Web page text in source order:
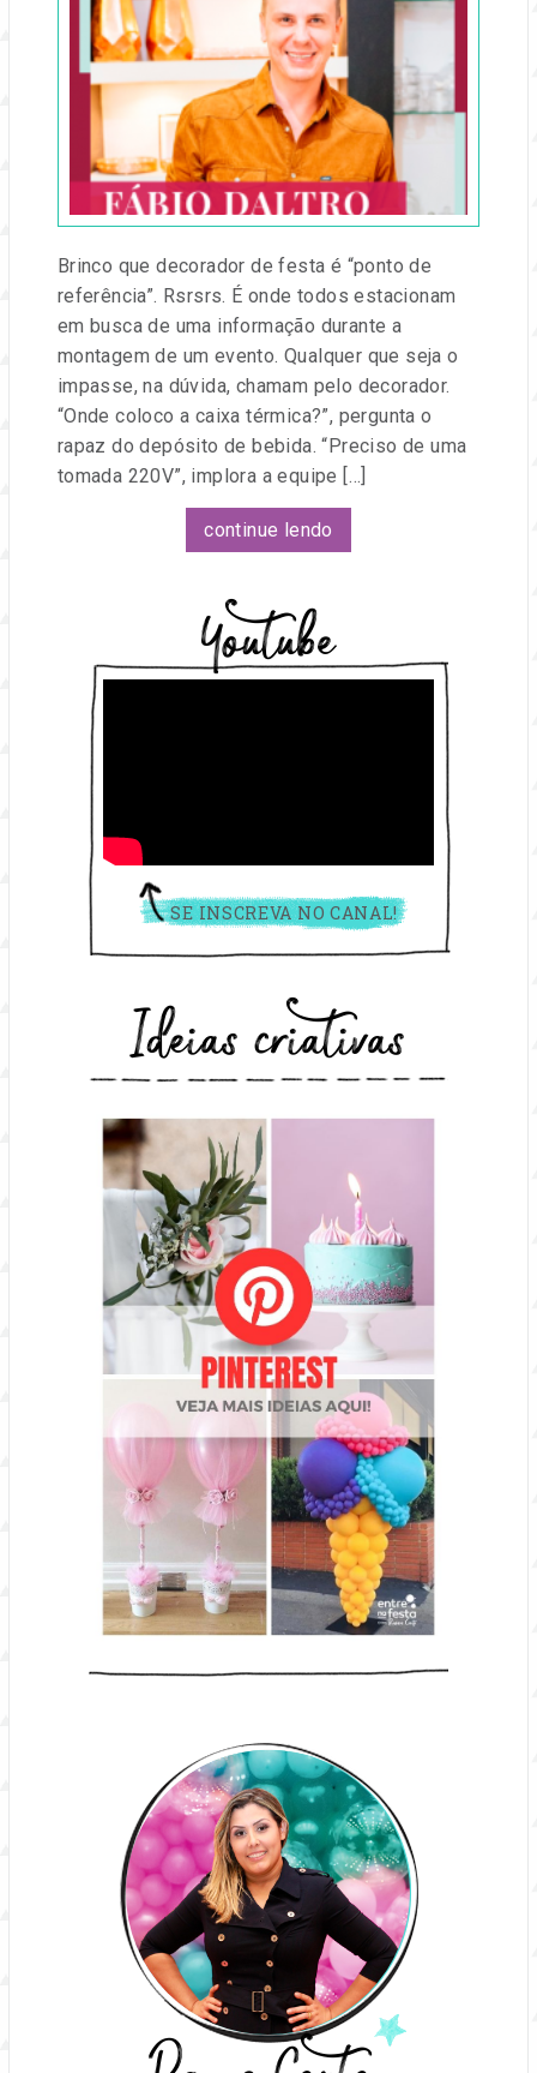
2019por
Entre
Festa
Brinco que decorador de festa é “ponto de
referência”. Rsrsrs. É onde todos estacionam
em busca de uma informação durante a
montagem de um evento. Qualquer que seja o
impasse, na dúvida, chamam pelo decorador.
“Onde coloco a caixa térmica?”, pergunta o
rapaz do depósito de bebida. “Preciso de uma
tomada 220V”, implora a equipe […]
continue lendo
Youtube
SE INSCREVA NO CANAL!
Ideias criativas